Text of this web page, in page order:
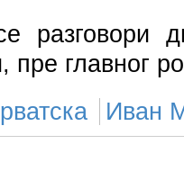
разговори
пре главног
Иван